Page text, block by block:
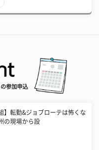
参加申込
】転勤&ジョブローテは怖くな
の現場から設